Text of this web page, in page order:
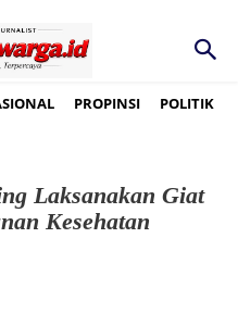
PROPINSI POLITIK
Laksanakan Giat
Kesehatan